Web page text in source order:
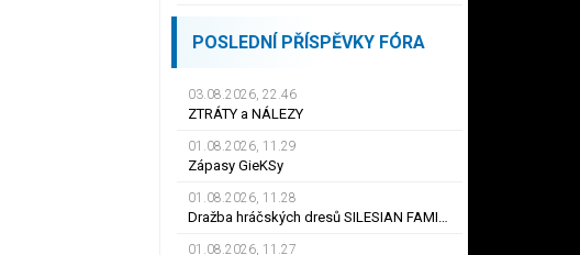
POSLEDNÍ PŘÍSPĚVKY FÓRA
03.08.2026, 22.46
ZTRÁTY a NÁLEZY
01.08.2026, 11.29
Zápasy GieKSy
01.08.2026, 11.28
Dražba hráčských dresů SILESIAN FAMILY - #25 Robert SADOWSKI
01.08.2026, 11.27